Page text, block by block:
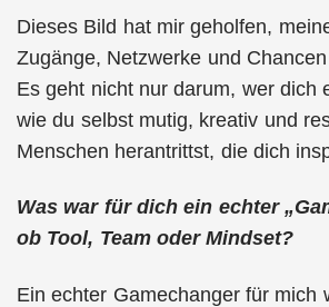
Dieses Bild hat mir geholfen,
Zugänge, Netzwerke und
Es geht nicht nur darum, wer dich
wie du selbst mutig, kreativ und
Menschen herantrittst, die dich
Was war für dich ein echter
ob Tool, Team oder Mindset?
Ein echter Gamechanger für mich